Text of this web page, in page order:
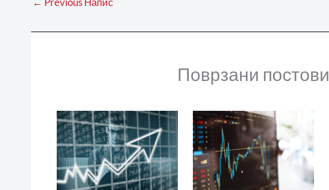
Поврзани постови